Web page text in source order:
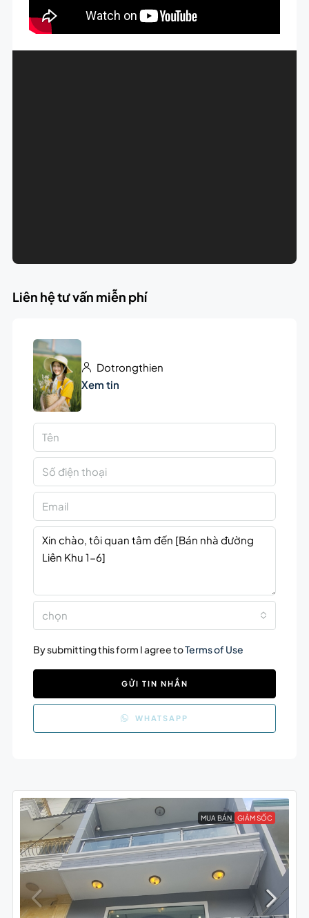
Liên hệ tư vấn miễn phí
Dotrongthien
Xem tin
chọn
By submitting this form I agree toTerms of Use
GỬI TIN NHẮN
WHATSAPP
MUA BÁN GIẢM SỐC